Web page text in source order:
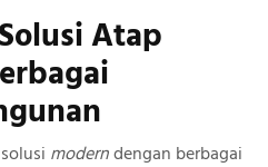
Atap
moderndengan berbagai